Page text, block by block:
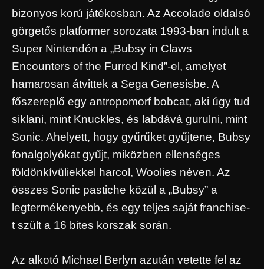
bizonyos korú játékosban. Az Accolade oldalsó
görgetős platformer sorozata 1993-ban indult a
Super Nintendón a „Bubsy in Claws
Encounters of the Furred Kind”-el, amelyet
hamarosan átvittek a Sega Genesisbe. A
főszereplő egy antropomorf bobcat, aki úgy tud
siklani, mint Knuckles, és labdává gurulni, mint
Sonic. Ahelyett, hogy gyűrűket gyűjtene, Bubsy
fonalgolyókat gyűjt, miközben ellenséges
földönkívüliekkel harcol, Woolies néven. Az
összes Sonic pastiche közül a „Bubsy” a
legtermékenyebb, és egy teljes saját franchise-
t szült a 16 bites korszak során.
Az alkotó Michael Berlyn azután vetette fel az